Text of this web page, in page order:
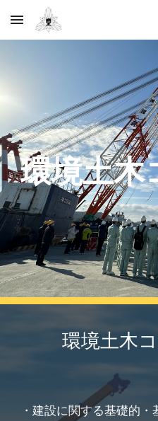
Skip to main content
環境土木
環境土木
・建設に関する基礎的